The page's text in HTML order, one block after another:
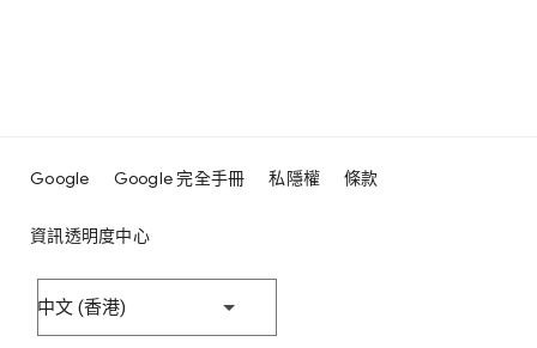
Google Google 完全手冊 私隱權 條款
資訊透明度中心
中文 (香港)